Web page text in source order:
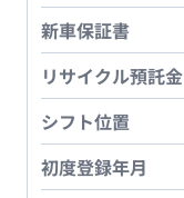
新車保証書
リサイクル預託金
シフト位置
初度登録年月